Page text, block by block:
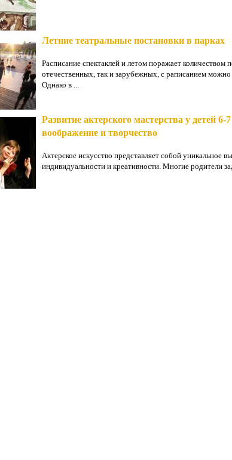
Летние театральные постановки в парках
Расписание спектаклей и летом поражает количеством
отечественных, так и зарубежных, с раписанием можно
Однако в ...
Развитие актерского мастерства у детей 6-
воображение и творчество
Актерское искусство представляет собой уникальное
индивидуальности и креативности. Многие родители